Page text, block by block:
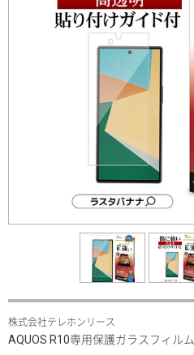
株式会社テレホンリース
AQUOS R10専用保護ガラスフィル